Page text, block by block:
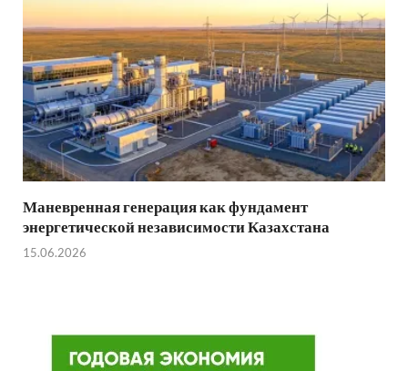
Маневренная генерация как фундамент
энергетической независимости Казахстана
15.06.2026